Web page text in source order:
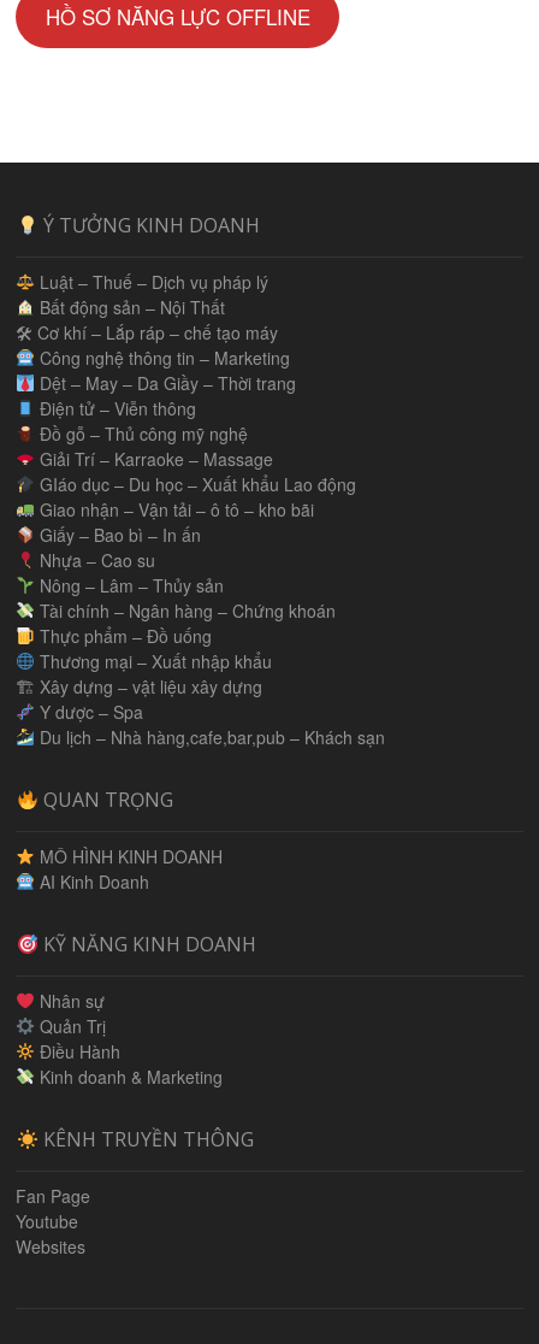
HỒ SƠ NĂNG LỰC OFFLINE
Ý TƯỞNG KINH DOANH
Luật – Thuế – Dịch vụ pháp lý
Bất động sản – Nội Thất
🛠 Cơ khí – Lắp ráp – chế tạo máy
Công nghệ thông tin – Marketing
Dệt – May – Da Giầy – Thời trang
Điện tử – Viễn thông
Đồ gỗ – Thủ công mỹ nghệ
Giải Trí – Karraoke – Massage
GIáo dục – Du học – Xuất khẩu Lao động
Giao nhận – Vận tải – ô tô – kho bãi
Giấy – Bao bì – In ấn
Nhựa – Cao su
Nông – Lâm – Thủy sản
Tài chính – Ngân hàng – Chứng khoán
Thực phẩm – Đồ uống
Thương mại – Xuất nhập khẩu
🏗 Xây dựng – vật liệu xây dựng
Y dược – Spa
Du lịch – Nhà hàng,cafe,bar,pub – Khách sạn
QUAN TRỌNG
MÔ HÌNH KINH DOANH
AI Kinh Doanh
KỸ NĂNG KINH DOANH
Nhân sự
Quản Trị
Điều Hành
Kinh doanh & Marketing
KÊNH TRUYỀN THÔNG
Fan Page
Youtube
Websites